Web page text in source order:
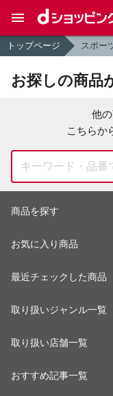
トップページ スポー
お探しの商品
他
こちらか
商品を探す
お気に入り商品
最近チェックした商品
取り扱いジャンル一覧
取り扱い店舗一覧
おすすめ記事一覧